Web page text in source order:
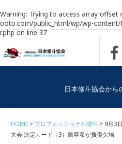
Warning: Trying to access array offset
ooto.com/public_html/wp/wp-
r.phpon line37
日本修斗協会から
HOME プロフェッショナル修斗
9月3
大会 決定カード（3）鷹亜希が負傷欠場